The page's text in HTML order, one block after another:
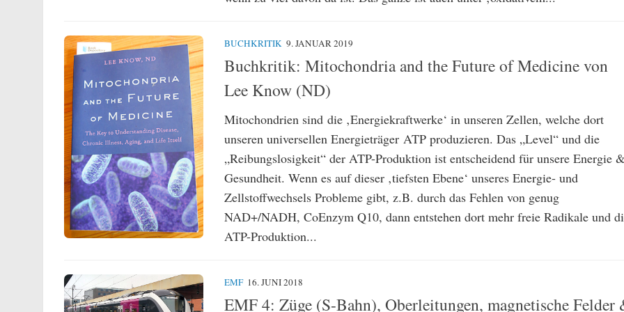
BUCHKRITIK 9. JANUAR 2019
Buchkritik: Mitochondria and the Future of Medicine von
Lee Know (ND)
Mitochondrien sind die ‚Energiekraftwerke‘ in unseren Zellen, welche dort
unseren universellen Energieträger ATP produzieren. Das „Level“ und die
„Reibungslosigkeit“ der ATP-Produktion ist entscheidend für unsere Energie
Gesundheit. Wenn es auf dieser ‚tiefsten Ebene‘ unseres Energie- und
Zellstoffwechsels Probleme gibt, z.B. durch das Fehlen von genug
NAD+/NADH, CoEnzym Q10, dann entstehen dort mehr freie Radikale und
ATP-Produktion...
EMF 16. JUNI 2018
EMF 4: Züge (S-Bahn), Oberleitungen, magnetische Felder